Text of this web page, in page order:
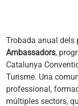
Trobada anual dels
Ambassadors,
Catalunya
Turisme. Una
professional,
múltiples sectors,